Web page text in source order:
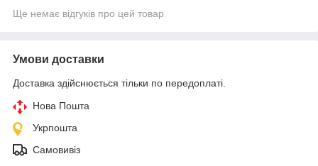
Ще немає відгуків про цей товар
Умови доставки
Доставка здійснюється тільки по передоплаті.
Нова Пошта
Укрпошта
Самовивіз